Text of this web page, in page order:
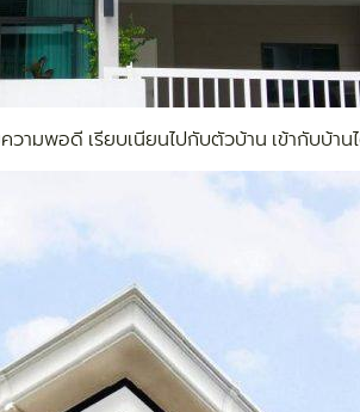
มพอดี เรียบเนียนไปกับตัวบ้าน เข้ากับบ้าน